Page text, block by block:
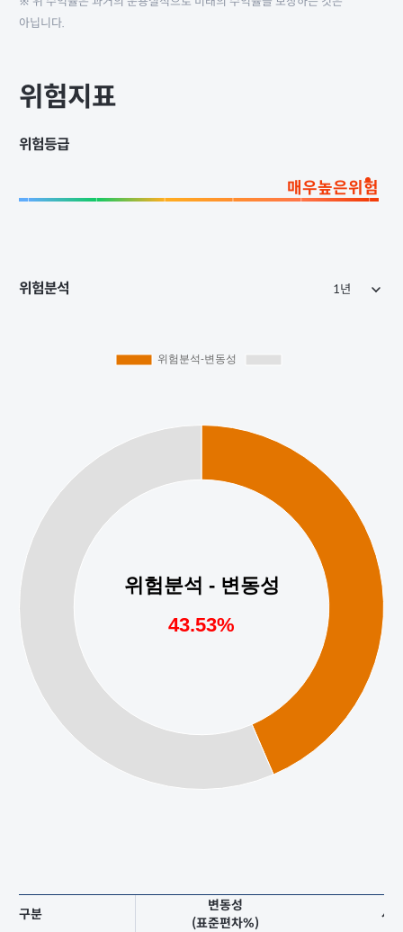
아닙니다.
위험지표
위험등급
매우높은위험
위험분석
구분
변동성
(표준편차%)
샤